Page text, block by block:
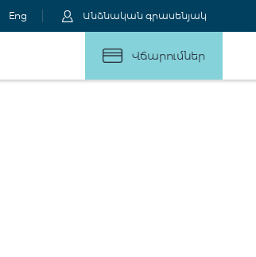
Eng Անձնական գրասենյակ
Վճարումներ